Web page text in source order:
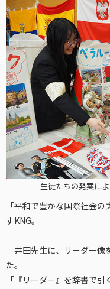
生徒たちの発案に
「平和で豊かな国際社会
すKNG。
井田先生に、リーダー像
た。
「『リーダー』を辞書で